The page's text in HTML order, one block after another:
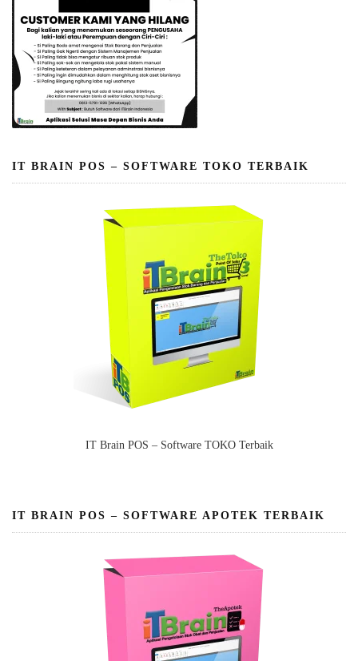
IT BRAIN POS – SOFTWARE TOKO TERBAIK
IT Brain POS – Software TOKO Terbaik
IT BRAIN POS – SOFTWARE APOTEK TERBAIK